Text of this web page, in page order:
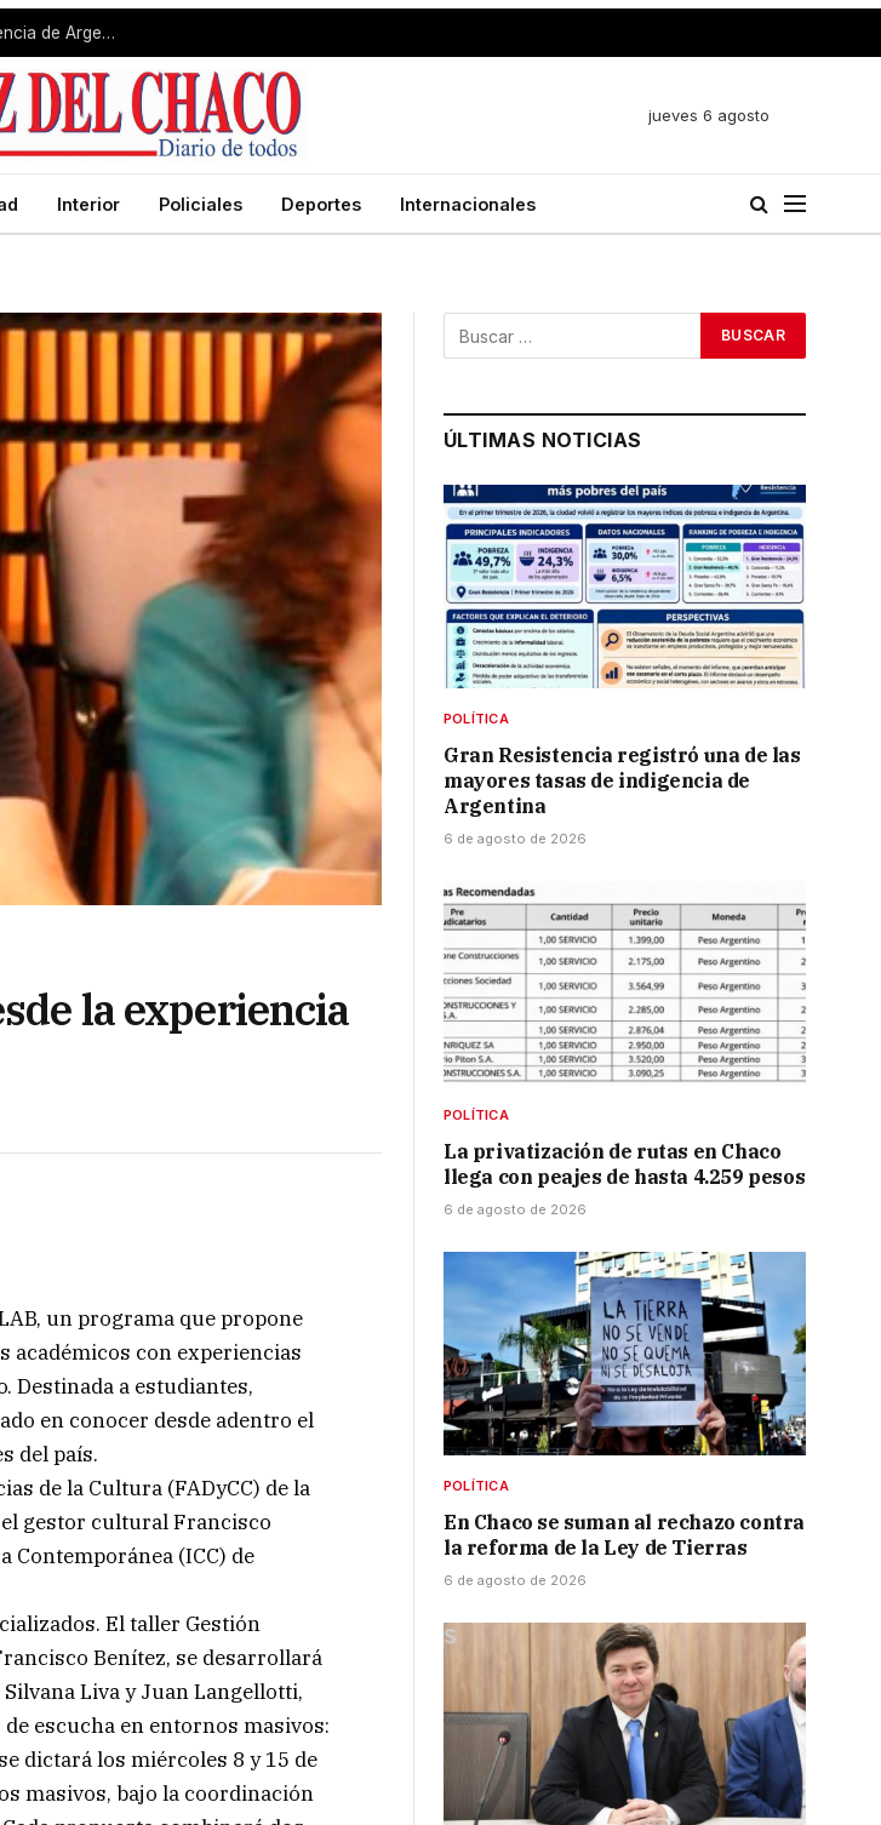
Gran Resistencia registró una de las mayores tasas de indigencia de Argentina
jueves 6 agosto
Interior Policiales Deportes Internacionales
la experiencia
un programa que propone
académicos con experiencias
Destinada a estudiantes,
en conocer desde adentro el
del país.
de la Cultura (FADyCC) de la
gestor cultural Francisco
Contemporánea (ICC) de
El taller Gestión
Benítez, se desarrollará
Liva y Juan Langellotti,
escucha en entornos masivos:
dictará los miércoles 8 y 15 de
masivos, bajo la coordinación
ÚLTIMAS NOTICIAS
POLÍTICA
Gran Resistencia registró una de las
mayores tasas de indigencia de
Argentina
6 de agosto de 2026
POLÍTICA
La privatización de rutas en Chaco
llega con peajes de hasta 4.259 pesos
6 de agosto de 2026
POLÍTICA
En Chaco se suman al rechazo contra
la reforma de la Ley de Tierras
6 de agosto de 2026